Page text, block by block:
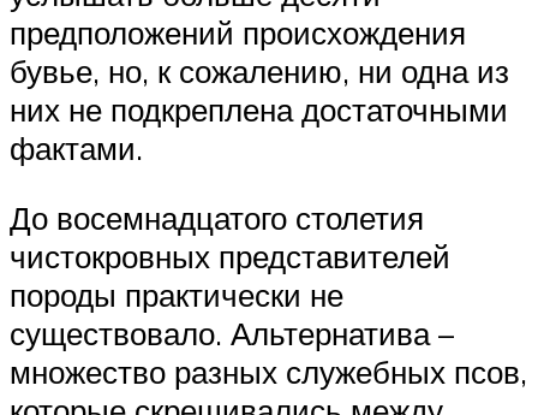
предположений происхождения
бувье, но, к сожалению, ни одна из
них не подкреплена достаточными
фактами.
До восемнадцатого столетия
чистокровных представителей
породы практически не
существовало. Альтернатива –
множество разных служебных псов,